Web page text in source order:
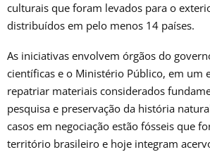
culturais que foram levados para o
distribuídos em pelo menos 14 países.
As iniciativas envolvem órgãos do
científicas e o Ministério Público, em um
repatriar materiais considerados
pesquisa e preservação da história
casos em negociação estão fósseis que
território brasileiro e hoje integram